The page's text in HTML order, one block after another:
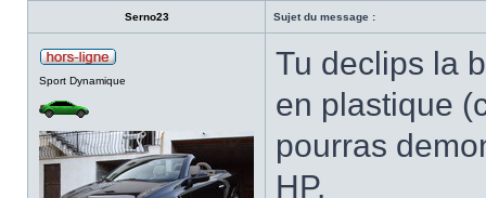
Serno23 Sujet du message :
Sport Dynamique
Tu declips la
en plastique
pourras
HP.